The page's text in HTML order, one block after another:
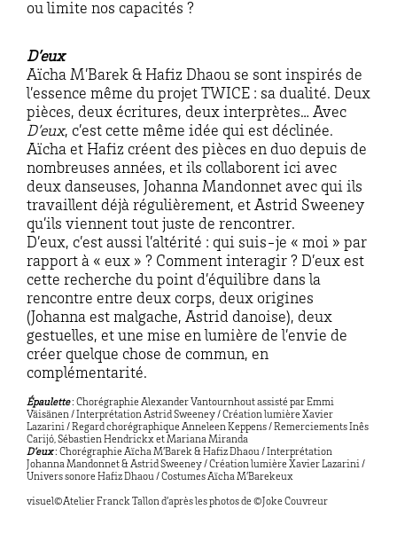
ou limite nos capacités ?
D’eux
Aïcha M’Barek & Hafiz Dhaou se sont inspirés de
l’essence même du projet TWICE : sa dualité. Deux
pièces, deux écritures, deux interprètes… Avec
D’eux, c’est cette même idée qui est déclinée.
Aïcha et Hafiz créent des pièces en duo depuis de
nombreuses années, et ils collaborent ici avec
deux danseuses, Johanna Mandonnet avec qui ils
travaillent déjà régulièrement, et Astrid Sweeney
qu’ils viennent tout juste de rencontrer.
D’eux, c’est aussi l’altérité : qui suis-je « moi » par
rapport à « eux » ? Comment interagir ? D’eux est
cette recherche du point d’équilibre dans la
rencontre entre deux corps, deux origines
(Johanna est malgache, Astrid danoise), deux
gestuelles, et une mise en lumière de l’envie de
créer quelque chose de commun, en
complémentarité.
Épaulette: Chorégraphie Alexander Vantournhout assisté par Emmi
Väisänen / Interprétation Astrid Sweeney / Création lumière Xavier
Lazarini / Regard chorégraphique Anneleen Keppens / Remerciements Inês
Carijó, Sébastien Hendrickx et Mariana Miranda
D’eux: Chorégraphie Aïcha M’Barek & Hafiz Dhaou / Interprétation
Johanna Mandonnet & Astrid Sweeney / Création lumière Xavier Lazarini /
Univers sonore Hafiz Dhaou / Costumes Aïcha M’Barekeux
visuel©Atelier Franck Tallon d’après les photosde ©Joke Couvreur